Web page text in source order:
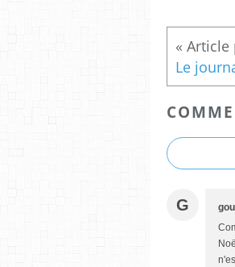
G